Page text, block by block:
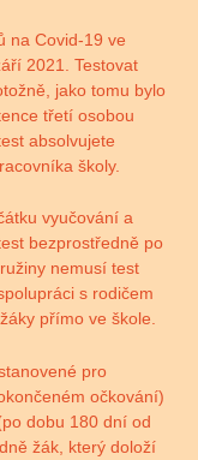
na Covid-19 ve
2021. Testovat
jako tomu bylo
třetí osobou
absolvujete
školy.
vyučování a
bezprostředně po
nemusí test
s rodičem
přímo ve škole.
pro
očkování)
dobu 180 dní od
žák, který doloží